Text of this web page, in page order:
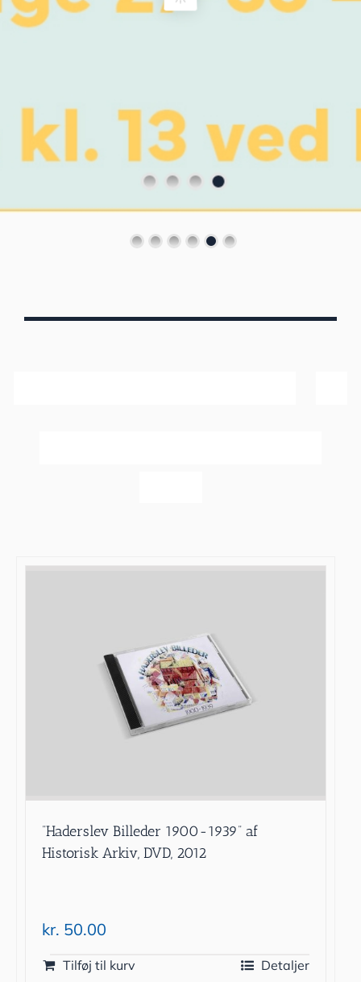
Von Oberbergs
”Haderslev Billeder 1900-1939” af
Historisk Arkiv, DVD, 2012
kr. 50.00
Tilføj til kurv Detaljer